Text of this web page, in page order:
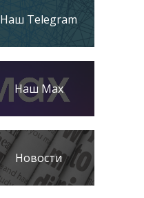
Наш Telegram
Наш Max
Новости